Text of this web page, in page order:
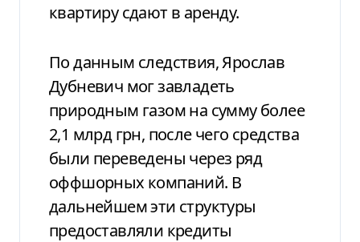
квартиру сдают в аренду.
По данным следствия, Ярослав
Дубневич мог завладеть
природным газом на сумму более
2,1 млрд грн, после чего средства
были переведены через ряд
оффшорных компаний. В
дальнейшем эти структуры
предоставляли кредиты